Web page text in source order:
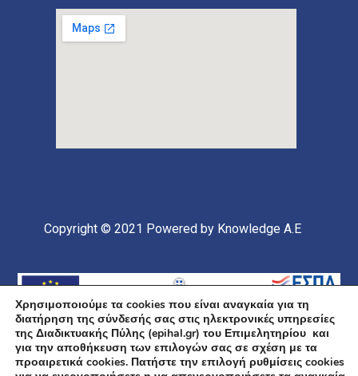
Copyright © 2021 Powered by Knowledge A.E
Χρησιμοποιούμε τα cookies που είναι αναγκαία για τη
διατήρηση της σύνδεσής σας στις ηλεκτρονικές υπηρεσίες
της Διαδικτυακής Πύλης (epihal.gr) του Επιμελητηρίου και
για την αποθήκευση των επιλογών σας σε σχέση με τα
προαιρετικά cookies. Πατήστε την επιλογή ρυθμίσεις cookies